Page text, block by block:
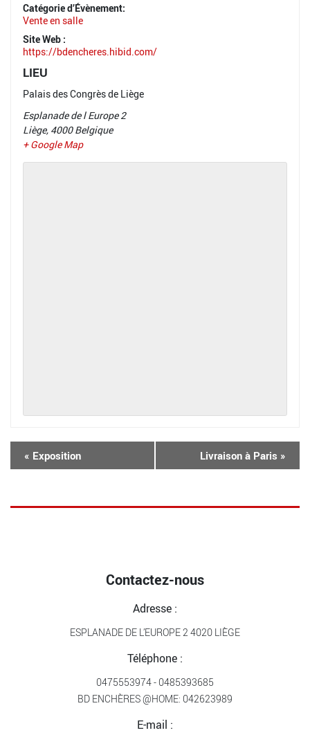
Catégorie d’Évènement:
Vente en salle
Site Web :
https://bdencheres.hibid.com/
LIEU
Palais des Congrès de Liège
Esplanade de l Europe 2
Liège, 4000 Belgique
+ Google Map
« Exposition Livraison à Paris »
Contactez-nous
Adresse :
ESPLANADE DE L’EUROPE 2 4020 LIÈGE
Téléphone :
0475553974- 0485393685
BD ENCHÈRES @HOME: 042623989
E-mail :